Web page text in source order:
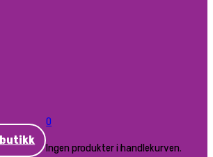
0
Ingen produkter i handlekurven.